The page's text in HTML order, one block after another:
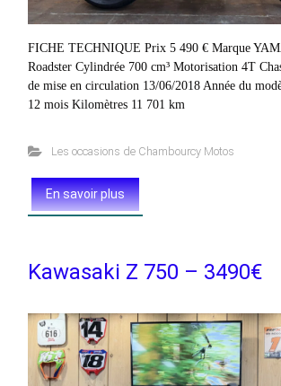
FICHE TECHNIQUE Prix 5 490 € Marque
Roadster Cylindrée 700 cm³ Motorisation 4T
de mise en circulation 13/06/2018 Année du
12 mois Kilomètres 11 701 km
Les occasions de Chambourcy Motos
En savoir plus
Kawasaki Z 750 – 3490€